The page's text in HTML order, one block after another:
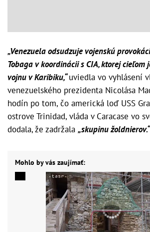
„Venezuela odsudzuje vojenskú
Tobaga v koordinácii s CIA, ktorej cieľom
vojnu v Karibiku,“uviedla vo vyhlásení
venezuelského prezidenta Nicolása
hodín po tom, čo americká loď USS
ostrove Trinidad, vláda v Caracase vo
dodala, že zadržala „skupinu žoldnierov.“
Mohlo by vás zaujímať: